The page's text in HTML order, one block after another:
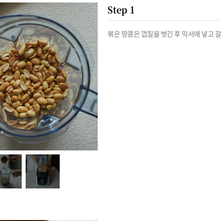
Step 1
볶은 땅콩은 껍질을 벗긴 후 믹서에 넣고